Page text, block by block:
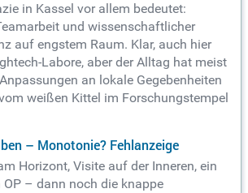
in Kassel vor allem bedeutet:
und wissenschaftlicher
auf engstem Raum. Klar, auch hier
Labore, aber der Alltag hat meist
an lokale Gegebenheiten
weißen Kittel im Forschungstempel
– Monotonie? Fehlanzeige
Horizont, Visite auf der Inneren, ein
– dann noch die knappe